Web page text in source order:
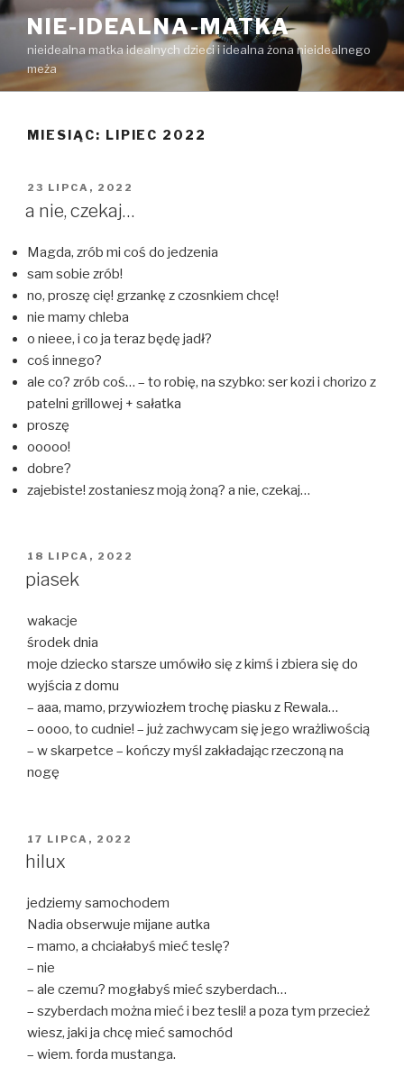
Przejdź
treści
NIE-IDEALNA-MATKA
nieidealna matka idealnych dzieci i idealna żona nieidealnego
meża
MIESIĄC: LIPIEC 2022
OPUBLIKOWANE
23 LIPCA, 2022
a nie, czekaj…
Magda, zrób mi coś do jedzenia
sam sobie zrób!
no, proszę cię! grzankę z czosnkiem chcę!
nie mamy chleba
o nieee, i co ja teraz będę jadł?
coś innego?
ale co? zrób coś… – to robię, na szybko: ser kozi i chorizo z
patelni grillowej + sałatka
proszę
ooooo!
dobre?
zajebiste! zostaniesz moją żoną? a nie, czekaj…
OPUBLIKOWANE
W
18 LIPCA, 2022
piasek
wakacje
środek dnia
moje dziecko starsze umówiło się z kimś i zbiera się do
wyjścia z domu
– aaa, mamo, przywiozłem trochę piasku z Rewala…
– oooo, to cudnie! – już zachwycam się jego wrażliwością
– w skarpetce – kończy myśl zakładając rzeczoną na
nogę
OPUBLIKOWANE
W
17 LIPCA, 2022
hilux
jedziemy samochodem
Nadia obserwuje mijane autka
– mamo, a chciałabyś mieć teslę?
– nie
– ale czemu? mogłabyś mieć szyberdach…
– szyberdach można mieć i bez tesli! a poza tym przecież
wiesz, jaki ja chcę mieć samochód
– wiem. forda mustanga.